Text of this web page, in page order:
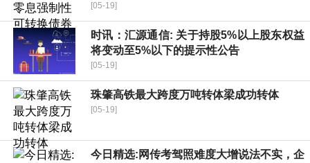
[05-19]
时讯：汇源通信: 关于持股5%以上股东权益
将变动至5%以下的提示性公告
[05-19]
珠肇高铁最大跨度万吨转体梁成功转体
[05-19]
今日精选:网传考驾照难度大增说法不实，企